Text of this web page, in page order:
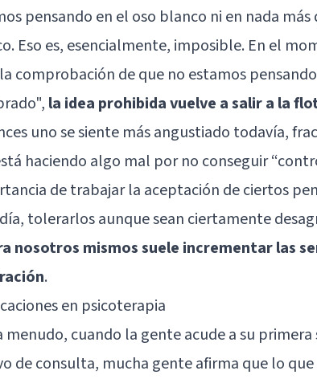
pensando en el oso blanco ni en nada
Eso es, esencialmente, imposible. En el
comprobación de que no estamos
la idea prohibida vuelve a salir a la
uno se siente más angustiado todavía,
haciendo algo mal por no conseguir
de trabajar la aceptación de ciertos
tolerarlos aunque sean ciertamente
nosotros mismos suele incrementar las
.
en psicoterapia
menudo, cuando la gente acude a su
de consulta, mucha gente afirma que lo